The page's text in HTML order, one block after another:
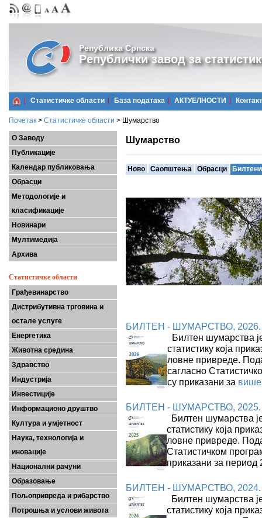
Република Српска
Републички завод за
Статистичке области Базa података АКТУЕЛНОСТИ Контакт
Почетак > Статистичке области > Шумарство
О Заводу
Публикације
Календар публиковања
Обрасци
Методологије и
класификације
Новинари
Мултимедија
Архива
Статистичке области
Грађевинарство
Дистрибутивна трговина и
остале услуге
Енергетика
Животна средина
Здравство
Индустрија
Инвестиције
Информационо друштво
Култура и умјетност
Наука, технологија и
иновације
Национални рачуни
Образовање
Пољопривреда и рибарство
Потрошња и услови живота
Шумарство
Ново Саопштења Обрасци Билтени
БИЛТЕН - ШУМАРСТВО, 2026.
Билтен шумарства
статистику која
ловне привреде.
сагласно
су приказани за више
БИЛТЕН - ШУМАРСТВО, 2025.
Билтен шумарства
статистику која
ловне привреде.
Статистичком
приказани за
БИЛТЕН - ШУМАРСТВО, 2024.
Билтен шумарства
статистику која